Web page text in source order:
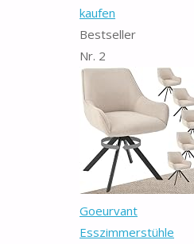
kaufen
Bestseller
Nr. 2
Goeurvant
Esszimmerstühle